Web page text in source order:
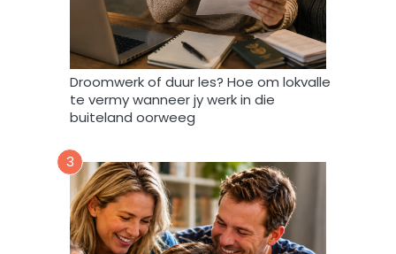
r
i
F
o
r
u
m
m
y
d
a
Droomwerk of duur les? Hoe om lokvalle
te vermy wanneer jy werk in die
buiteland oorweeg
3